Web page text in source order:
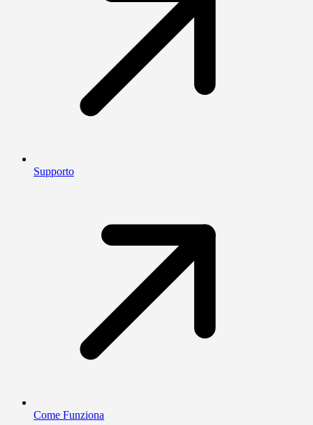
Supporto
Come Funziona